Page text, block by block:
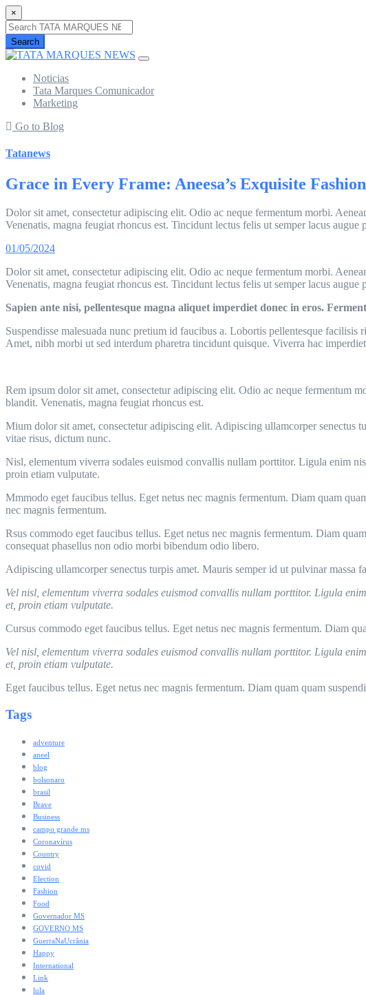
×
Search
Noticias
Tata Marques Comunicador
Marketing
Go to Blog
Tatanews
Grace in Every Frame: Aneesa’s Exquisite
Dolor sit amet, consectetur adipiscing elit. Odio ac neque fermentum morbi.
Venenatis, magna feugiat rhoncus est. Tincidunt lectus felis ut semper lacus
01/05/2024
Dolor sit amet, consectetur adipiscing elit. Odio ac neque fermentum morbi.
Venenatis, magna feugiat rhoncus est. Tincidunt lectus felis ut semper lacus augue
Sapien ante nisi, pellentesque magna aliquet imperdiet donec in eros.
Suspendisse malesuada nunc pretium id faucibus a. Lobortis pellentesque
Amet, nibh morbi ut sed interdum pharetra tincidunt quisque. Viverra hac
Rem ipsum dolor sit amet, consectetur adipiscing elit. Odio ac neque fermentum
blandit. Venenatis, magna feugiat rhoncus est.
Mium dolor sit amet, consectetur adipiscing elit. Adipiscing ullamcorper senectus
vitae risus, dictum nunc.
Nisl, elementum viverra sodales euismod convallis nullam porttitor. Ligula enim
proin etiam vulputate.
Mmmodo eget faucibus tellus. Eget netus nec magnis fermentum. Diam quam
nec magnis fermentum.
Rsus commodo eget faucibus tellus. Eget netus nec magnis fermentum. Diam
consequat phasellus non odio morbi bibendum odio libero.
Adipiscing ullamcorper senectus turpis amet. Mauris semper id ut pulvinar massa
Vel nisl, elementum viverra sodales euismod convallis nullam porttitor. Ligula
et, proin etiam vulputate.
Cursus commodo eget faucibus tellus. Eget netus nec magnis fermentum. Diam
Vel nisl, elementum viverra sodales euismod convallis nullam porttitor. Ligula
et, proin etiam vulputate.
Eget faucibus tellus. Eget netus nec magnis fermentum. Diam quam quam
Tags
adventure
aneel
blog
bolsonaro
brasil
Brave
Business
campo grande ms
Coronavírus
Country
covid
Election
Fashion
Food
Governador MS
GOVERNO MS
GuerraNaUcrânia
Happy
International
Link
lula